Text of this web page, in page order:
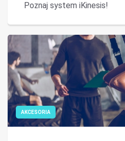
Poznaj system iKinesis!
AKCESORIA